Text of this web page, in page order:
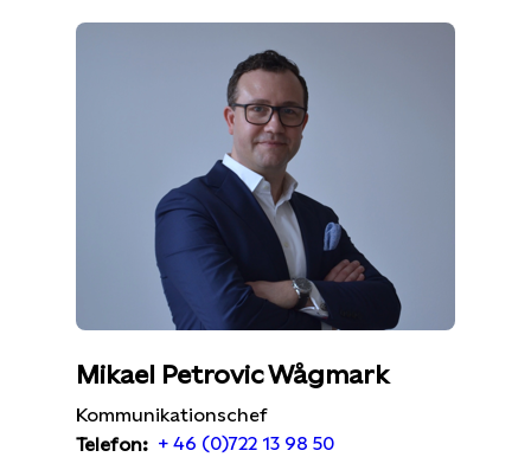
Mikael Petrovic Wågmark
Kommunikationschef
Telefon: + 46 (0)722 13 98 50